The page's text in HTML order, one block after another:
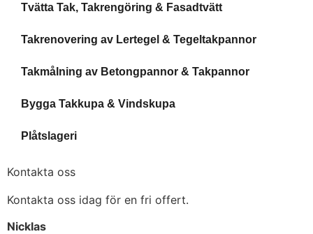
Tvätta Tak, Takrengöring & Fasadtvätt
Takrenovering av Lertegel & Tegeltakpannor
Takmålning av Betongpannor & Takpannor
Bygga Takkupa & Vindskupa
Plåtslageri
Kontakta oss
Kontakta oss idag för en fri offert.
Nicklas